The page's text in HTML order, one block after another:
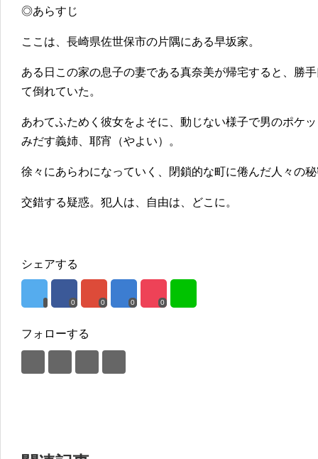
◎あらすじ
ここは、長崎県佐世保市の片隅にある早坂家。
ある日この家の息子の妻である真奈美が帰宅すると、勝
て倒れていた。
あわてふためく彼女をよそに、動じない様子で男のポケ
みだす義姉、耶宵（やよい）。
徐々にあらわになっていく、閉鎖的な町に倦んだ人々の
交錯する疑惑。犯人は、自由は、どこに。
シェアする
0 0 0 0
フォローする